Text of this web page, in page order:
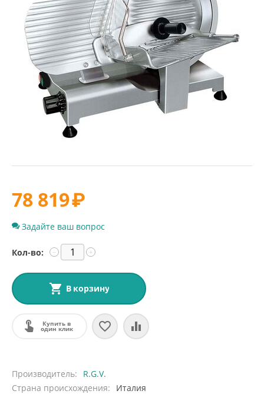
78 819₽
Задайте ваш вопрос
Кол-во: +
−
В корзину
Купить в
один клик
Производитель
R.G.V.
Страна происхождения
Италия